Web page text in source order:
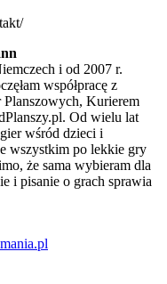
i od 2007 r.
współpracę z
Planszowych, Kurierem
Od wielu lat
wśród dzieci i
wszystkim po lekkie gry
że sama wybieram dla
i pisanie o grach sprawia